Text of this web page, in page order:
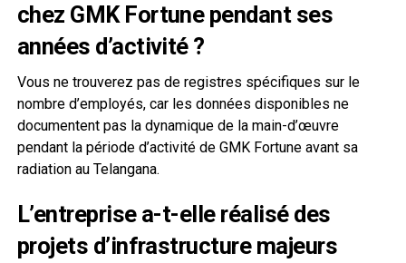
chez GMK Fortune pendant ses
années d’activité ?
Vous ne trouverez pas de registres spécifiques sur le
nombre d’employés, car les données disponibles ne
documentent pas la dynamique de la main-d’œuvre
pendant la période d’activité de GMK Fortune avant sa
radiation au Telangana.
L’entreprise a-t-elle réalisé des
projets d’infrastructure majeurs